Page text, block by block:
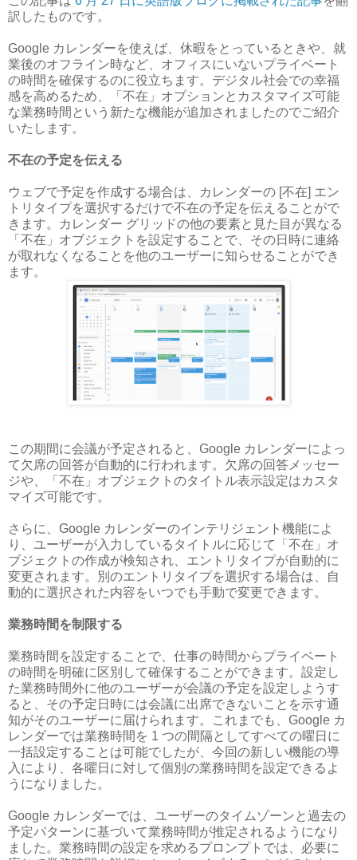
訳したものです。
Google カレンダーを使えば、休暇をとっているときや、就
業後のオフライン時など、オフィスにいないプライベート
の時間を確保するのに役立ちます。デジタル社会での幸福
感を高めるため、「不在」オプションとカスタマイズ可能
な業務時間という新たな機能が追加されましたのでご紹介
いたします。
不在の予定を伝える
ウェブで予定を作成する場合は、カレンダーの [不在] エン
トリタイプを選択するだけで不在の予定を伝えることがで
きます。カレンダー グリッドの他の要素と見た目が異なる
「不在」オブジェクトを設定することで、その日時に連絡
が取れなくなることを他のユーザーに知らせることができ
ます。
この期間に会議が予定されると、Google カレンダーによっ
て欠席の回答が自動的に行われます。欠席の回答メッセー
ジや、「不在」オブジェクトのタイトル表示設定はカスタ
マイズ可能です。
さらに、Google カレンダーのインテリジェント機能によ
り、ユーザーが入力しているタイトルに応じて「不在」オ
ブジェクトの作成が検知され、エントリタイプが自動的に
変更されます。別のエントリタイプを選択する場合は、自
動的に選択された内容をいつでも手動で変更できます。
業務時間を制限する
業務時間を設定することで、仕事の時間からプライベート
の時間を明確に区別して確保することができます。設定し
た業務時間外に他のユーザーが会議の予定を設定しようす
ると、その予定日時には会議に出席できないことを示す通
知がそのユーザーに届けられます。これまでも、Google カ
レンダーでは業務時間を 1 つの間隔としてすべての曜日に
一括設定することは可能でしたが、今回の新しい機能の導
入により、各曜日に対して個別の業務時間を設定できるよ
うになりました。
Google カレンダーでは、ユーザーのタイムゾーンと過去の
予定パターンに基づいて業務時間が推定されるようになり
ました。業務時間の設定を求めるプロンプトでは、必要に